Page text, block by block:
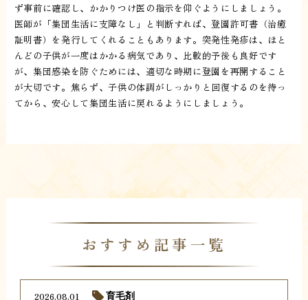
ず事前に確認し、かかりつけ医の指示を仰ぐようにしましょう。
医師が「集団生活に支障なし」と判断すれば、登園許可書（治癒
証明書）を発行してくれることもあります。突発性発疹は、ほと
んどの子供が一度はかかる病気であり、比較的予後も良好です
が、集団感染を防ぐためには、適切な時期に登園を再開すること
が大切です。焦らず、子供の体調がしっかりと回復するのを待っ
てから、安心して集団生活に戻れるようにしましょう。
おすすめ記事一覧
2026.08.01 育毛剤